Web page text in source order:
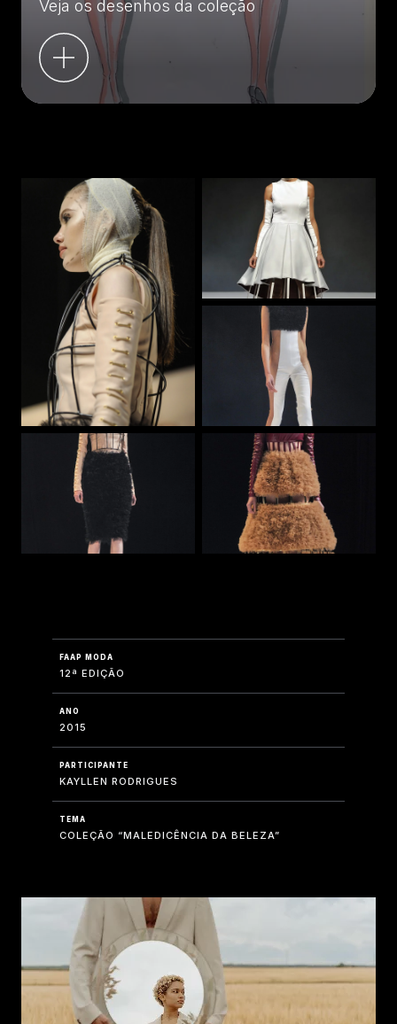
Veja os desenhos da coleção
FAAP MODA
12ª EDIÇÃO
ANO
2015
PARTICIPANTE
KAYLLEN RODRIGUES
TEMA
COLEÇÃO “MALEDICÊNCIA DA BELEZA”